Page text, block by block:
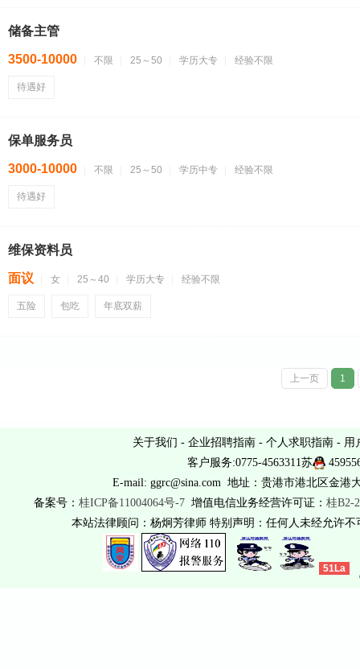
储备主管
3500-10000 不限 25～50 学历大专 经验不限
待遇好
保单服务员
3000-10000 不限 25～50 学历中专 经验不限
待遇好
维保资料员
面议 女 25～40 学历大专 经验不限
五险 包吃 年底双薪
上一页 1
关于我们 - 企业招聘指南 - 个人求职指南 - 用
客户服务:0775-4563311苏
E-mail: ggrc@sina.com 地址：贵港市港北区金港
备案号： 桂ICP备11004064号-7增值电信业务经营许可证： 桂B2-
本站法律顾问：杨炯芳律师 特别声明：任何人未经允许
51La